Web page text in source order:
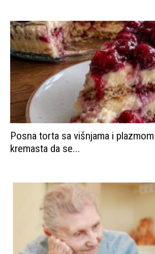
Posna torta sa višnjama i
kremasta da se...